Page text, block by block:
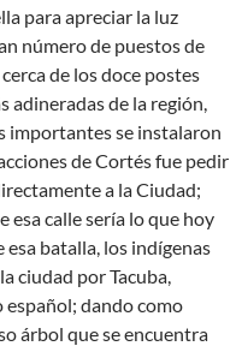
para apreciar la luz
número de puestos de
de los doce postes
adineradas de la región,
importantes se instalaron
de Cortés fue pedir
a la Ciudad;
esa calle sería lo que hoy
batalla, los indígenas
ciudad por Tacuba,
dando como
árbol que se encuentra